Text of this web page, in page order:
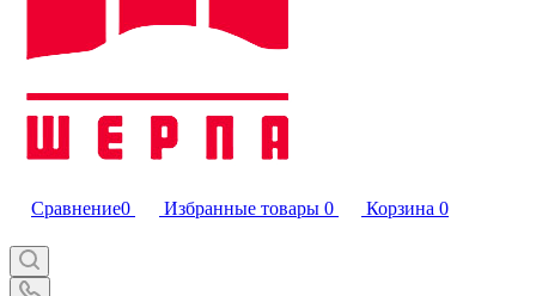
Сравнение0 Избранные товары 0 Корзина 0